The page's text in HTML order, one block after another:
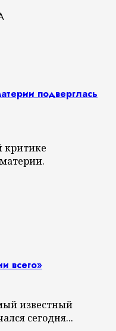
подверглась
критике
всего»
известный
сегодня...